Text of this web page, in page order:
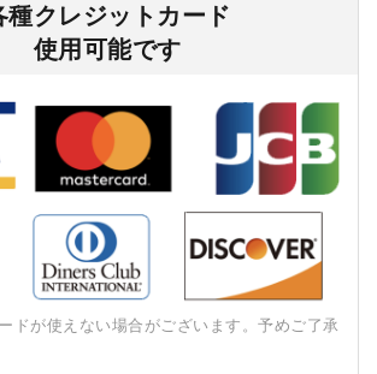
種クレジットカード
使⽤可能です
ドが使えない場合がございます。予めご了承